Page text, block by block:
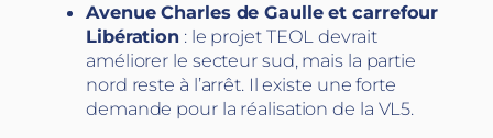
Avenue Charles de Gaulle et carrefour
Libération : le projet TEOL devrait
améliorer le secteur sud, mais la partie
nord reste à l’arrêt. Il existe une forte
demande pour la réalisation de la VL5.